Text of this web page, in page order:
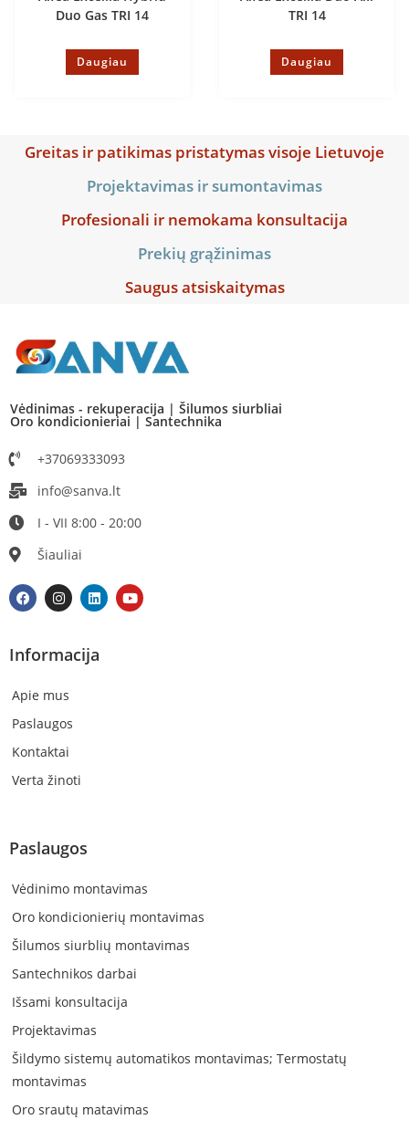
Duo Gas TRI 14
Daugiau
TRI 14
Daugiau
Greitas ir patikimas pristatymas visoje Lietuvoje
Projektavimas ir sumontavimas
Profesionali ir nemokama konsultacija
Prekių grąžinimas
Saugus atsiskaitymas
Vėdinimas - rekuperacija | Šilumos siurbliai
Oro kondicionieriai | Santechnika
+37069333093
info@sanva.lt
I - VII 8:00 - 20:00
Šiauliai
Informacija
Apie mus
Paslaugos
Kontaktai
Verta žinoti
Paslaugos
Vėdinimo montavimas
Oro kondicionierių montavimas
Šilumos siurblių montavimas
Santechnikos darbai
Išsami konsultacija
Projektavimas
Šildymo sistemų automatikos montavimas; Termostatų
montavimas
Oro srautų matavimas